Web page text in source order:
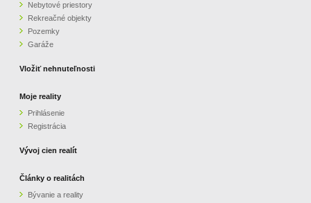
O NÁS
CENNÍK REALITNEJ INZERCIE
ZVÝRAZNENIE REALITNÝCH INZERÁTOV
PARTNERI
OBCHODNÉ PODMIENKY
KONTAKT
Nebytové priestory
Rekreačné objekty
Pozemky
Garáže
Vložiť nehnuteľnosti
Moje reality
Prihlásenie
Registrácia
Vývoj cien realít
Články o realitách
Bývanie a reality